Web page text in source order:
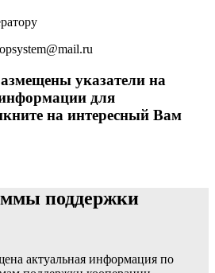
указатели на
для
на интересный Вам
поддержки
актуальная информация по